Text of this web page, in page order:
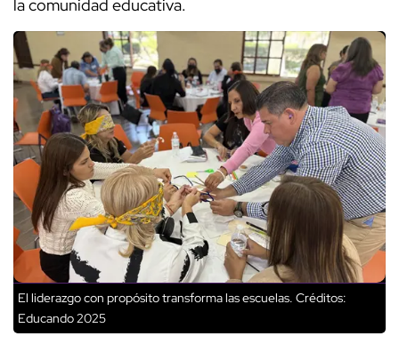
la comunidad educativa.
El liderazgo con propósito transforma las escuelas. Créditos:
Educando 2025